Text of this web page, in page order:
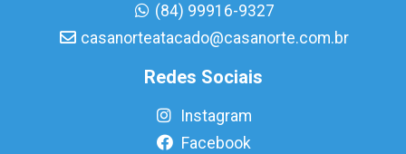
(84) 99916-9327
casanorteatacado@casanorte.com.br
Redes Sociais
Instagram
Facebook